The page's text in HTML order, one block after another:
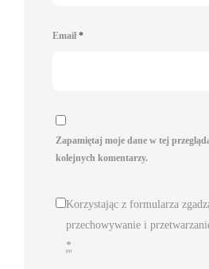
Email *
Zapamiętaj moje dane w tej
kolejnych komentarzy.
Korzystając z formularza
przechowywanie i
*